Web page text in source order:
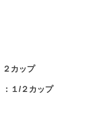
２カップ
１/２カップ